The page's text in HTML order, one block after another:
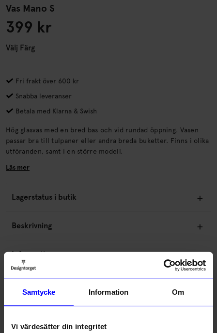
Samtycke Information Om
Vi värdesätter din integritet
Vas Mano S
399 kr
Välj Färg
Fri frakt över 600 kr
Snabba leveranser
Betala med Klarna & Swish
Hög glasvas med en bred bas och vid rundad öppning. Vasen
passar bra till tulpaner eller andra breda buketter. Finns i olika
utföranden, samt i en större modell.
Läs mer
Lagerstatus i butik
Beskrivning
Information
Liknande produkter